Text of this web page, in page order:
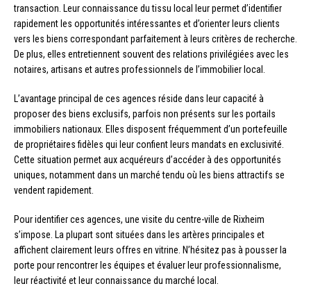
transaction. Leur connaissance du tissu local leur permet d’identifier
rapidement les opportunités intéressantes et d’orienter leurs clients
vers les biens correspondant parfaitement à leurs critères de recherche.
De plus, elles entretiennent souvent des relations privilégiées avec les
notaires, artisans et autres professionnels de l’immobilier local.
L’avantage principal de ces agences réside dans leur capacité à
proposer des biens exclusifs, parfois non présents sur les portails
immobiliers nationaux. Elles disposent fréquemment d’un portefeuille
de propriétaires fidèles qui leur confient leurs mandats en exclusivité.
Cette situation permet aux acquéreurs d’accéder à des opportunités
uniques, notamment dans un marché tendu où les biens attractifs se
vendent rapidement.
Pour identifier ces agences, une visite du centre-ville de Rixheim
s’impose. La plupart sont situées dans les artères principales et
affichent clairement leurs offres en vitrine. N’hésitez pas à pousser la
porte pour rencontrer les équipes et évaluer leur professionnalisme,
leur réactivité et leur connaissance du marché local.